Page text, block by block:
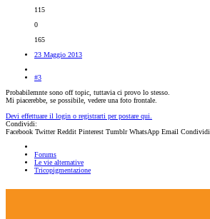
115
0
165
23 Maggio 2013
#3
Probabilemnte sono off topic, tuttavia ci provo lo stesso.
Mi piacerebbe, se possibile, vedere una foto frontale.
Devi effettuare il login o registrarti per postare qui.
Condividi:
Facebook Twitter Reddit Pinterest Tumblr WhatsApp Email Condividi
Forums
Le vie alternative
Tricopigmentazione